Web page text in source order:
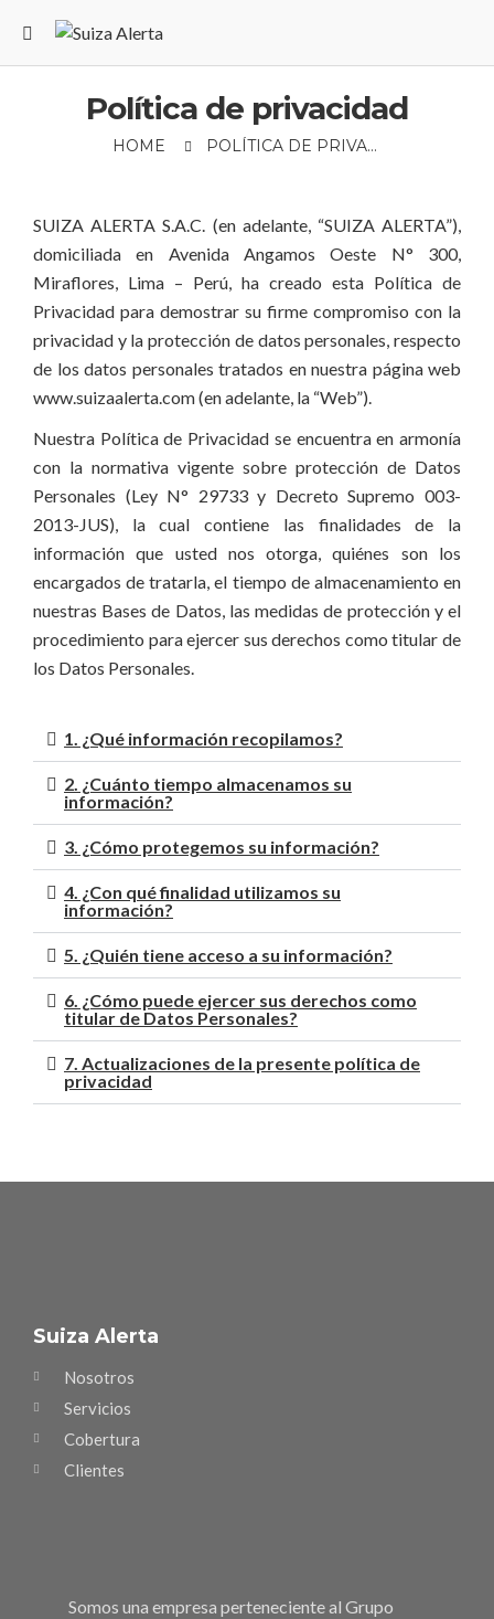
Política de privacidad
HOME POLÍTICA DE PRIVACIDAD
SUIZA ALERTA S.A.C. (en adelante, “SUIZA ALERTA”),
domiciliada en Avenida Angamos Oeste N° 300,
Miraflores, Lima – Perú, ha creado esta Política de
Privacidad para demostrar su firme compromiso con la
privacidad y la protección de datos personales, respecto
de los datos personales tratados en nuestra página web
www.suizaalerta.com (en adelante, la “Web”).
Nuestra Política de Privacidad se encuentra en armonía
con la normativa vigente sobre protección de Datos
Personales (Ley N° 29733 y Decreto Supremo 003-
2013-JUS), la cual contiene las finalidades de la
información que usted nos otorga, quiénes son los
encargados de tratarla, el tiempo de almacenamiento en
nuestras Bases de Datos, las medidas de protección y el
procedimiento para ejercer sus derechos como titular de
los Datos Personales.
1. ¿Qué información recopilamos?
2. ¿Cuánto tiempo almacenamos su
información?
3. ¿Cómo protegemos su información?
4. ¿Con qué finalidad utilizamos su
información?
5. ¿Quién tiene acceso a su información?
6. ¿Cómo puede ejercer sus derechos como
titular de Datos Personales?
7. Actualizaciones de la presente política de
privacidad
Suiza Alerta
Nosotros
Servicios
Cobertura
Clientes
Somos una empresa perteneciente al Grupo